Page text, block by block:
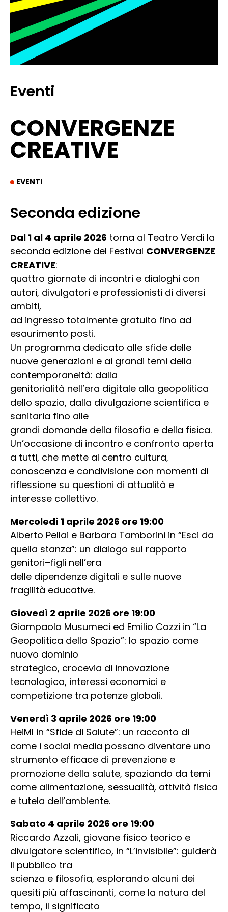
Eventi
CONVERGENZE
CREATIVE
EVENTI
Seconda edizione
Dal 1 al 4 aprile 2026 torna al Teatro Verdi la
seconda edizione del Festival CONVERGENZE
CREATIVE:
quattro giornate di incontri e dialoghi con
autori, divulgatori e professionisti di diversi
ambiti,
ad ingresso totalmente gratuito fino ad
esaurimento posti.
Un programma dedicato alle sfide delle
nuove generazioni e ai grandi temi della
contemporaneità: dalla
genitorialità nell’era digitale alla geopolitica
dello spazio, dalla divulgazione scientifica e
sanitaria fino alle
grandi domande della filosofia e della fisica.
Un’occasione di incontro e confronto aperta
a tutti, che mette al centro cultura,
conoscenza e condivisione con momenti di
riflessione su questioni di attualità e
interesse collettivo.
Mercoledì 1 aprile 2026 ore 19:00
Alberto Pellai e Barbara Tamborini in “Esci da
quella stanza”: un dialogo sul rapporto
genitori–figli nell’era
delle dipendenze digitali e sulle nuove
fragilità educative.
Giovedì 2 aprile 2026 ore 19:00
Giampaolo Musumeci ed Emilio Cozzi in “La
Geopolitica dello Spazio”: lo spazio come
nuovo dominio
strategico, crocevia di innovazione
tecnologica, interessi economici e
competizione tra potenze globali.
Venerdì 3 aprile 2026 ore 19:00
HeiMI in “Sfide di Salute”: un racconto di
come i social media possano diventare uno
strumento efficace di prevenzione e
promozione della salute, spaziando da temi
come alimentazione, sessualità, attività fisica
e tutela dell’ambiente.
Sabato 4 aprile 2026 ore 19:00
Riccardo Azzali, giovane fisico teorico e
divulgatore scientifico, in “L’invisibile”: guiderà
il pubblico tra
scienza e filosofia, esplorando alcuni dei
quesiti più affascinanti, come la natura del
tempo, il significato